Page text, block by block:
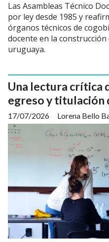
Las Asambleas Técnico
por ley desde 1985 y
órganos técnicos de
docente en la
uruguaya.
Una lectura crítica
egreso y titulación
Lorena Bello
17/07/2026